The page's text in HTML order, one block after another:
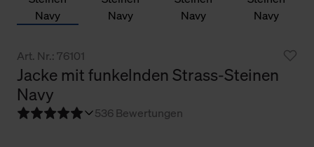
Art. Nr.: 76101
Jacke mit funkelnden Strass-Steinen
Navy
536 Bewertungen